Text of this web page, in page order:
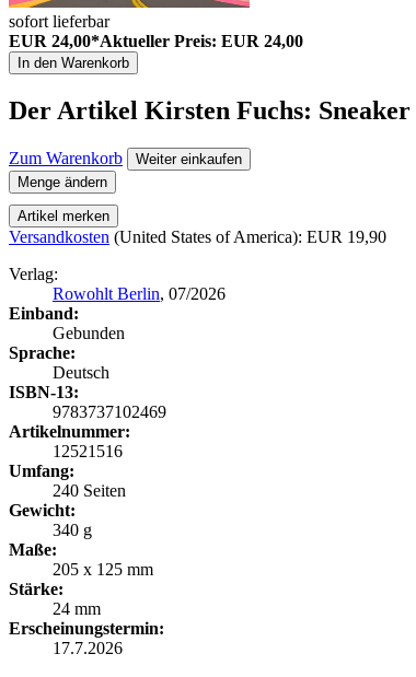
sofort lieferbar
EUR 24,00*Aktueller Preis: EUR 24,00
In den Warenkorb
Der Artikel Kirsten Fuchs: Sneaker
Zum Warenkorb
Weiter einkaufen
Menge ändern
Artikel merken
Versandkosten (United States of America): EUR 19,90
Verlag:
Rowohlt Berlin, 07/2026
Einband:
Gebunden
Sprache:
Deutsch
ISBN-13:
9783737102469
Artikelnummer:
12521516
Umfang:
240 Seiten
Gewicht:
340 g
Maße:
205 x 125 mm
Stärke:
24 mm
Erscheinungstermin:
17.7.2026